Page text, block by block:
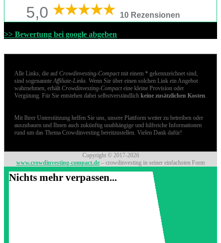
5,0 10 Rezensionen
>> Bewertung bei google abgeben
Alle Links, die auf Crowdinvesting-Compactmit einem * gekennzeichnet sind,
sind sogenannteAffiliate-Links. Wenn Sie über einen solchen Link ein Angebot
wahrnehmen, erhält Crowdinvesting-Compacteine kleine Provision oder
Vergütung. Für Sie entstehen dabei selbstverständlich keine zusätzlichen Kosten.
Mit Ihrer Unterstützung helfen Sie uns, unsere Plattform weiter zu betreiben oder
auszubauen und Ihnen auch zukünftig unabhängige und hilfreiche Informationen
rund um das Thema Crowdinvesting bereitzustellen. Vielen Dank dafür!
Copyright © 2017-2026
www.crowdinvesting-compact.de – crowdinvesting in seiner einfachsten Form
Nichts mehr verpassen...